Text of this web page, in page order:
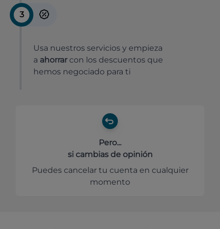
3
Usa nuestros servicios y empieza
a ahorrar con los descuentos que
hemos negociado para ti
Pero...
si cambias de opinión
Puedes cancelar tu cuenta en cualquier
momento